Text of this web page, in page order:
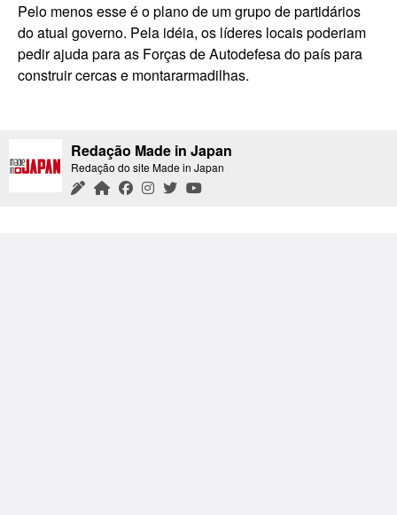
Pelo menos esse é o plano de um grupo de partidários
do atual governo. Pela idéia, os líderes locais poderiam
pedir ajuda para as Forças de Autodefesa do país para
construir cercas e montararmadilhas.
Redação Made in Japan
Redação do site Made in Japan